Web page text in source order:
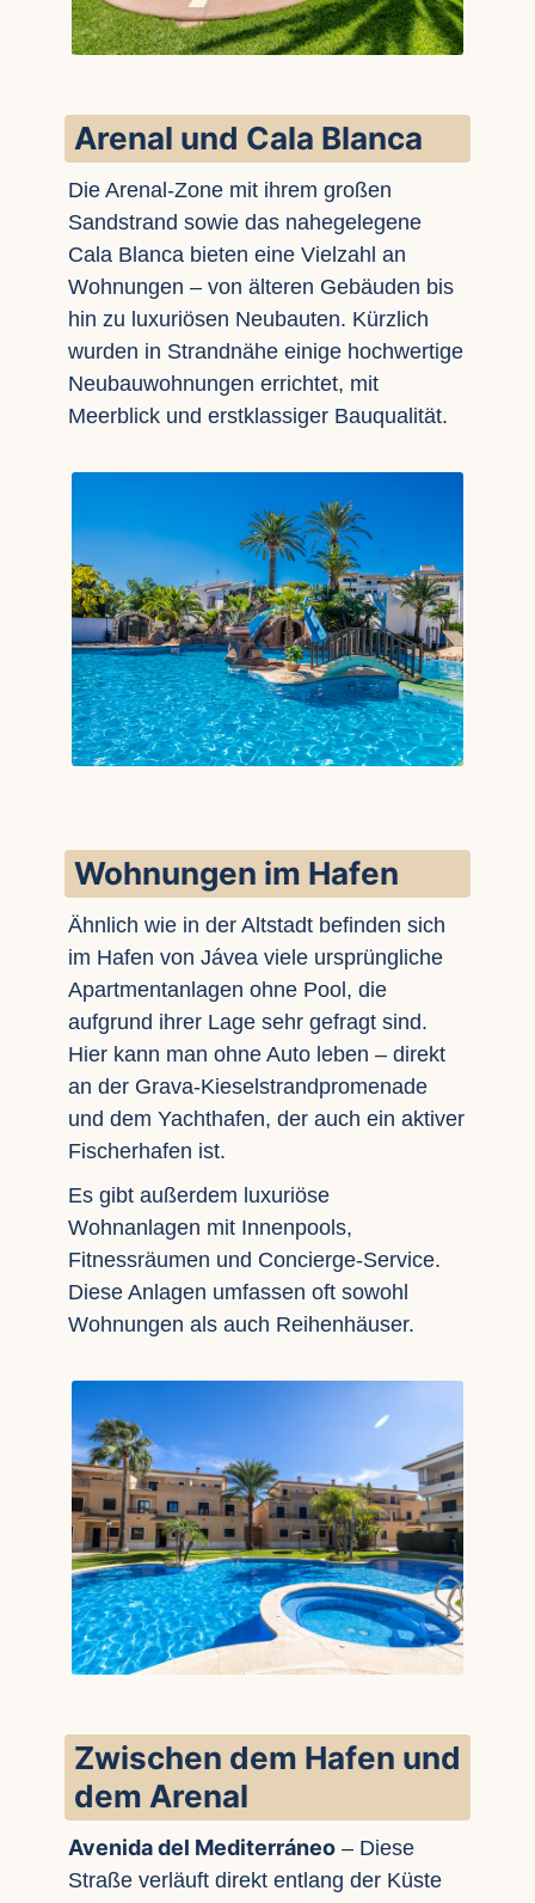
Arenal und Cala Blanca
Die Arenal-Zone mit ihrem großen
Sandstrand sowie das nahegelegene
Cala Blanca bieten eine Vielzahl an
Wohnungen – von älteren Gebäuden bis
hin zu luxuriösen Neubauten. Kürzlich
wurden in Strandnähe einige hochwertige
Neubauwohnungen errichtet, mit
Meerblick und erstklassiger Bauqualität.
Wohnungen im Hafen
Ähnlich wie in der Altstadt befinden sich
im Hafen von Jávea viele ursprüngliche
Apartmentanlagen ohne Pool, die
aufgrund ihrer Lage sehr gefragt sind.
Hier kann man ohne Auto leben – direkt
an der Grava-Kieselstrandpromenade
und dem Yachthafen, der auch ein aktiver
Fischerhafen ist.
Es gibt außerdem luxuriöse
Wohnanlagen mit Innenpools,
Fitnessräumen und Concierge-Service.
Diese Anlagen umfassen oft sowohl
Wohnungen als auch Reihenhäuser.
Zwischen dem Hafen und
dem Arenal
Avenida del Mediterráneo – Diese
Straße verläuft direkt entlang der Küste